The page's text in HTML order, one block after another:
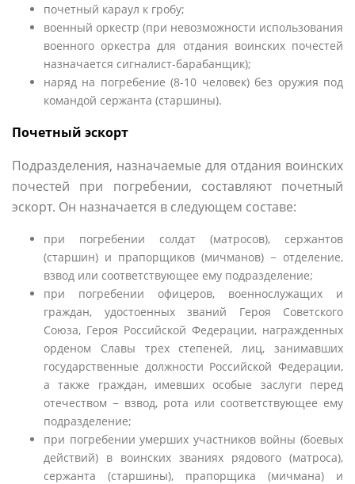
почетный караул к гробу;
военный оркестр (при невозможности использования
военного оркестра для отдания воинских почестей
назначается сигналист-барабанщик);
наряд на погребение (8-10 человек) без оружия под
командой сержанта (старшины).
Почетный эскорт
Подразделения, назначаемые для отдания воинских
почестей при погребении, составляют почетный
эскорт. Он назначается в следующем составе:
при погребении солдат (матросов), сержантов
(старшин) и прапорщиков (мичманов) − отделение,
взвод или соответствующее ему подразделение;
при погребении офицеров, военнослужащих и
граждан, удостоенных званий Героя Советского
Союза, Героя Российской Федерации, награжденных
орденом Славы трех степеней, лиц, занимавших
государственные должности Российской Федерации,
а также граждан, имевших особые заслуги перед
отечеством − взвод, рота или соответствующее ему
подразделение;
при погребении умерших участников войны (боевых
действий) в воинских званиях рядового (матроса),
сержанта (старшины), прапорщика (мичмана) и